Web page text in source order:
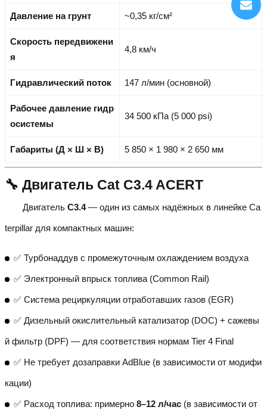
Давление на грунт ~0,35 кг/см²
Скорость передвижени
я
4,8 км/ч
Гидравлический поток 147 л/мин (основной)
Рабочее давление гидр
осистемы
34 500 кПа (5 000 psi)
Габариты (Д × Ш × В) 5 850 × 1 980 × 2 650 мм
🔧 Двигатель Cat C3.4 ACERT
Двигатель C3.4— один из самых надёжных в линейке Ca
terpillar для компактных машин:
✅ Турбонаддув с промежуточным охлаждением воздуха
✅ Электронный впрыск топлива (Common Rail)
✅ Система рециркуляции отработавших газов (EGR)
✅ Дизельный окислительный катализатор (DOC) + сажевы
й фильтр (DPF) — для соответствия нормам Tier 4 Final
✅ Не требует дозаправки AdBlue (в зависимости от модифи
кации)
✅ Расход топлива: примерно 8–12 л/час (в зависимости от